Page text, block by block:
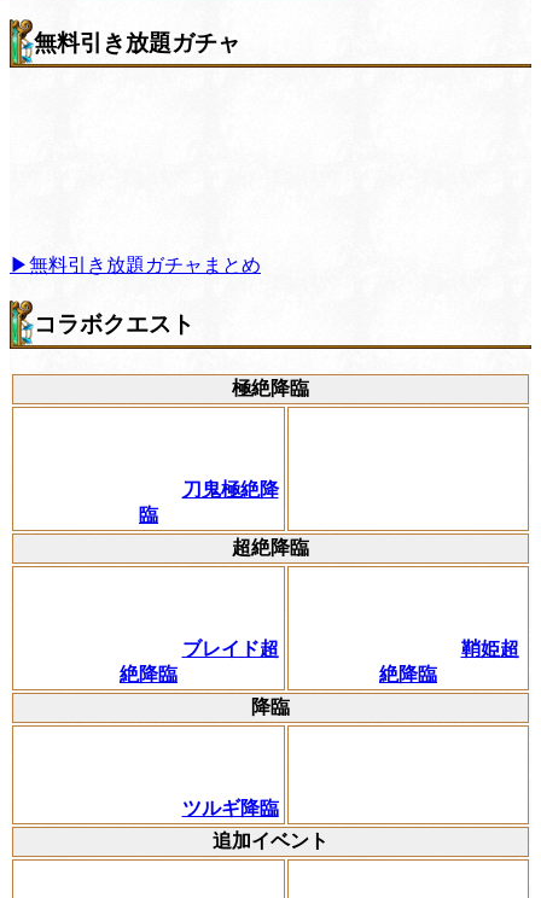
無料引き放題ガチャ
▶無料引き放題ガチャまとめ
コラボクエスト
極絶降臨
刀鬼極絶降
臨
超絶降臨
ブレイド超
絶降臨
鞘姫超
絶降臨
降臨
ツルギ降臨
追加イベント